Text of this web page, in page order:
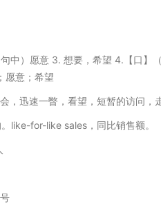
中）愿意 3. 想要，希望 4.【口】
愿意；希望
，迅速一瞥，看望，短暂的访问，
like-for-like sales，同比销售额。